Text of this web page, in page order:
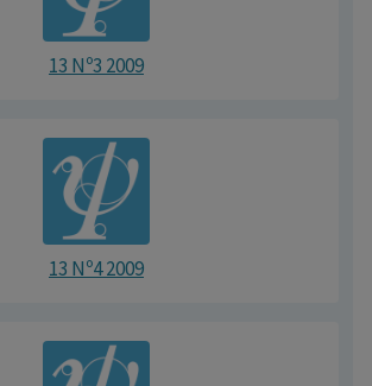
13 Nº3 2009
13 Nº4 2009